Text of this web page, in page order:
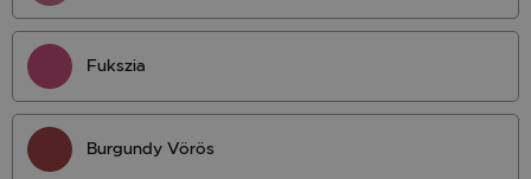
Fukszia
Burgundy Vörös